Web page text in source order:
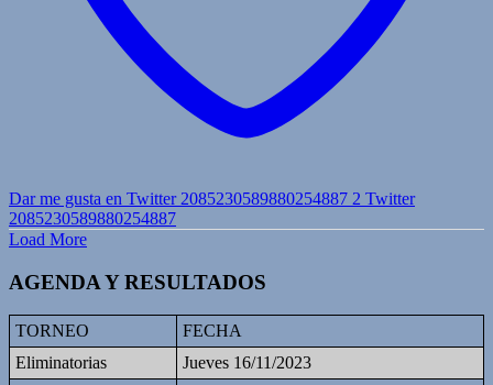
Dar me gusta en Twitter 2085230589880254887 2 Twitter
2085230589880254887
Load More
AGENDA Y RESULTADOS
TORNEO
FECHA
Eliminatorias
Jueves 16/11/2023